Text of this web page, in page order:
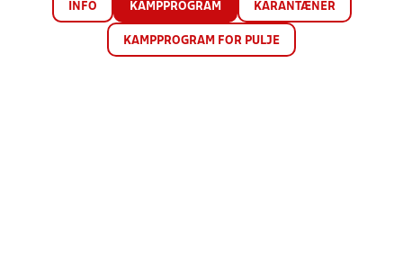
INFO KAMPPROGRAM KARANTÆNER
KAMPPROGRAM FOR PULJE